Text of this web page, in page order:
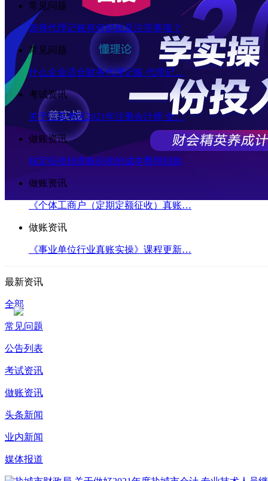
常见问题
选择代理记账有何好处及注意事项？
常见问题
什么企业适合财务代理记账 代理记…
考试资讯
关于江苏考区2021年注册会计师 全…
做账资讯
核定征收转查账征收的成本费用扣除
做账资讯
《个体工商户（定期定额征收）真账…
做账资讯
《事业单位行业真账实操》课程更新…
最新资讯
全部
常见问题
公告列表
考试资讯
做账资讯
头条新闻
业内新闻
媒体报道